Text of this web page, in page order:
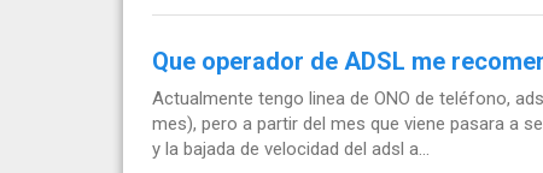
Que operador de ADSL me
Actualmente tengo linea de ONO de teléfono,
mes), pero a partir del mes que viene pasara a
y la bajada de velocidad del adsl a...